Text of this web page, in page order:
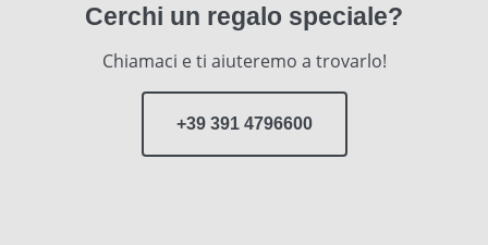
Cerchi un regalo speciale?
Chiamaci e ti aiuteremo a trovarlo!
+39 391 4796600